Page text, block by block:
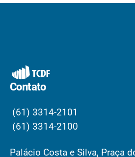
Contato
(61) 3314-2101
(61) 3314-2100
Palácio Costa e Silva, Praça